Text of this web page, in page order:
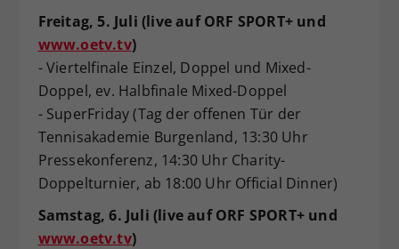
Freitag, 5. Juli (live auf ORF SPORT+ und
www.oetv.tv)
- Viertelfinale Einzel, Doppel und Mixed-
Doppel, ev. Halbfinale Mixed-Doppel
- SuperFriday (Tag der offenen Tür der
Tennisakademie Burgenland, 13:30 Uhr
Pressekonferenz, 14:30 Uhr Charity-
Doppelturnier, ab 18:00 Uhr Official Dinner)
Samstag, 6. Juli (live auf ORF SPORT+ und
www.oetv.tv)